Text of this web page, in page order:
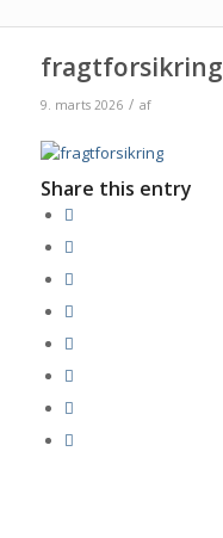
fragtforsikring
9. marts 2026 / af
Share this entry